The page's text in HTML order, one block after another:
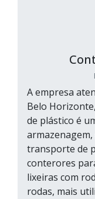
A empresa
Belo
de plástico é
transporte de
conterores
lixeiras com
rodas, mais